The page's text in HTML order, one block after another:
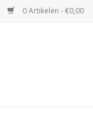
0 Artikelen - €0,00